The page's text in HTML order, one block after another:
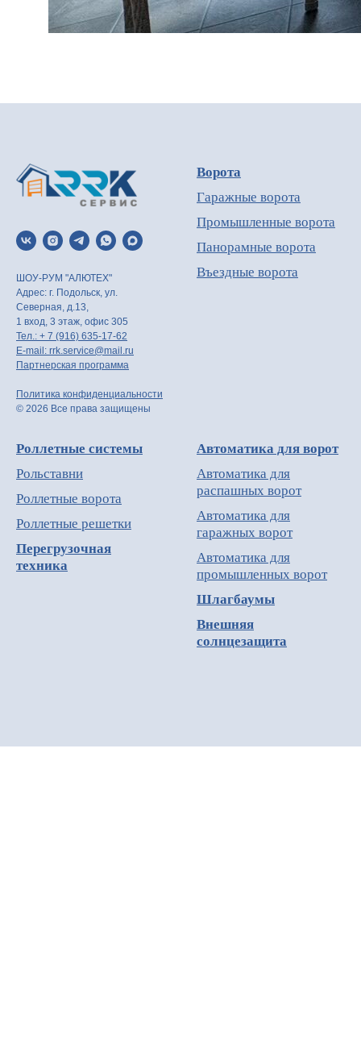
ШОУ-РУМ "АЛЮТЕХ"
Адрес: г. Подольск, ул.
Северная, д.13,
1 вход, 3 этаж, офис 305
Тел.: + 7 (916) 635-17-62
E-mail: rrk.service@mail.ru
Партнерская программа
Политика конфиденциальности
© 2026 Все права защищены
Ворота
Гаражные ворота
Промышленные ворота
Панорамные ворота
Въездные ворота
Роллетные системы
Рольставни
Роллетные ворота
Роллетные решетки
Перегрузочная
техника
Автоматика для ворот
Автоматика для
распашных ворот
Автоматика для
гаражных ворот
Автоматика для
промышленных ворот
Шлагбаумы
Внешняя
солнцезащита